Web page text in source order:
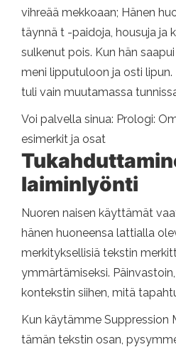
vihreää mekkoaan; Hänen
täynnä t -paidoja, housuja ja
sulkenut pois. Kun hän
meni lipputuloon ja osti lipun.
tuli vain muutamassa
Voi palvella sinua: Prologi:
esimerkit ja osat
laiminlyönti
Nuoren naisen käyttämät
hänen huoneensa lattialla
merkityksellisiä tekstin
ymmärtämiseksi.
kontekstin siihen, mitä
Kun käytämme Suppression
tämän tekstin osan,